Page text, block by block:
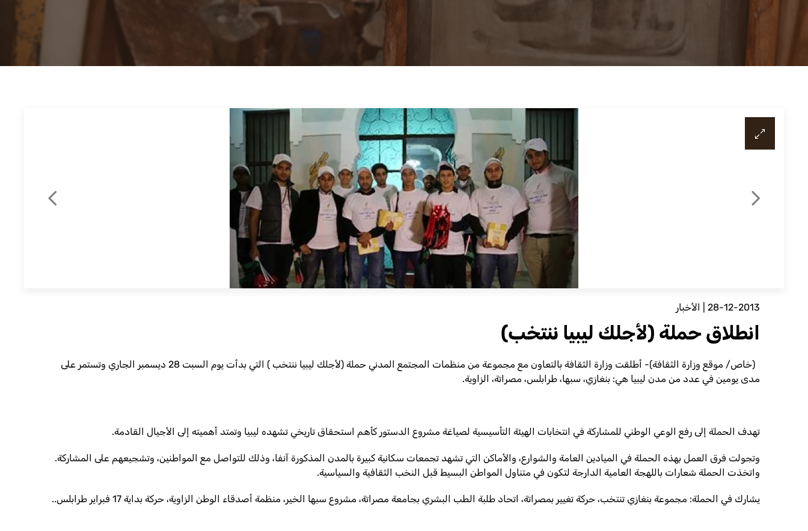
28-12-2013 الأخبار
انطلاق حملة (لأجلك ليبيا ننتخب)
(خاص/ موقع وزارة الثقافة)- أطلقت وزارة الثقافة بالتعاون مع مجموعة من منظمات المجتمع المدني حملة (لأجلك ليبيا ننتخب ) التي بدأت يوم السبت 28 ديسمبر الجاري وتستمر على
مدى يومين في عدد من مدن ليبيا هي: بنغازي، سبها، طرابلس، مصراتة، الزاوية.
تهدف الحملة إلى رفع الوعي الوطني للمشاركة في انتخابات الهيئة التأسيسية لصياغة مشروع الدستور كأهم استحقاق تاريخي تشهده ليبيا وتمتد أهميته إلى الأجيال القادمة.
وتجولت فرق العمل بهذه الحملة في الميادين العامة والشوارع، والأماكن التي تشهد تجمعات سكانية كبيرة بالمدن المذكورة آنفا، وذلك للتواصل مع المواطنين، وتشجيعهم على المشاركة.
واتخذت الحملة شعارات باللهجة العامية الدارجة لتكون في متناول المواطن البسيط قبل النخب الثقافية والسياسية.
يشارك في الحملة: مجموعة بنغازي تنتخب، حركة تغيير بمصراتة، اتحاد طلبة الطب البشري بجامعة مصراتة، مشروع سبها الخير، منظمة أصدقاء الوطن الزاوية، حركة بداية 17 فبراير طرابلس..